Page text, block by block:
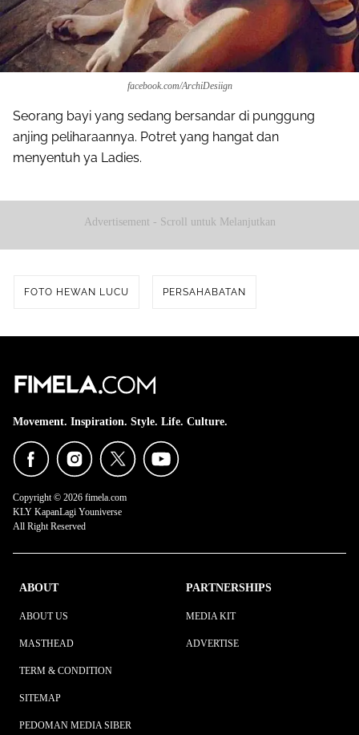
facebook.com/ArchiDesiign
Seorang bayi yang sedang bersandar di punggung
anjing peliharaannya. Potret yang hangat dan
menyentuh ya Ladies.
Advertisement - Scroll untuk Melanjutkan
FOTO HEWAN LUCU PERSAHABATAN
Movement. Inspiration. Style. Life. Culture.
Copyright © 2026 fimela.com
KLY KapanLagi Youniverse
All Right Reserved
ABOUT
ABOUT US
MASTHEAD
TERM & CONDITION
SITEMAP
PEDOMAN MEDIA SIBER
PARTNERSHIPS
MEDIA KIT
ADVERTISE